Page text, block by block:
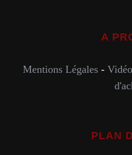
A
Mentions Légales-
PLAN